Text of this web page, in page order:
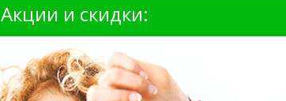
Акции и скидки: